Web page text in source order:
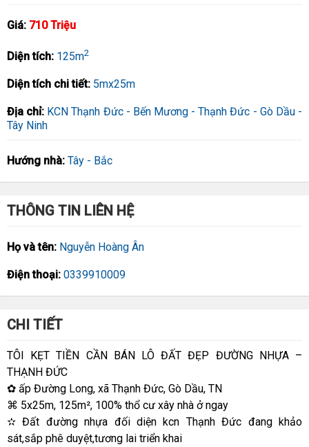
Giá: 710 Triệu
Diện tích: 125m2
Diện tích chi tiết: 5mx25m
Địa chỉ: KCN Thạnh Đức - Bến Mương - Thạnh Đức - Gò Dầu -
Tây Ninh
Hướng nhà: Tây - Bắc
THÔNG TIN LIÊN HỆ
Họ và tên: Nguyễn Hoàng Ân
Điện thoại: 0339910009
CHI TIẾT
TÔI KẸT TIỀN CẦN BÁN LÔ ĐẤT ĐẸP ĐƯỜNG NHỰA –
THẠNH ĐỨC
✿ ấp Đường Long, xã Thạnh Đức, Gò Dầu, TN
⌘ 5x25m, 125m², 100% thổ cư xây nhà ở ngay
✫ Đất đường nhựa đối diện kcn Thạnh Đức đang khảo
sát,sắp phê duyệt,tương lai triển khai